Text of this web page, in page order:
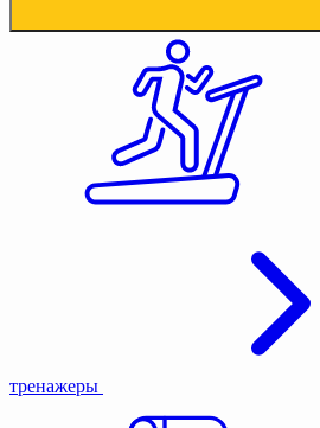
тренажеры